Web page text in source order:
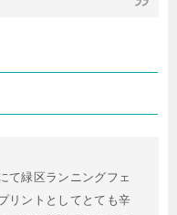
て緑区ランニングフェ
リントとしてとても辛